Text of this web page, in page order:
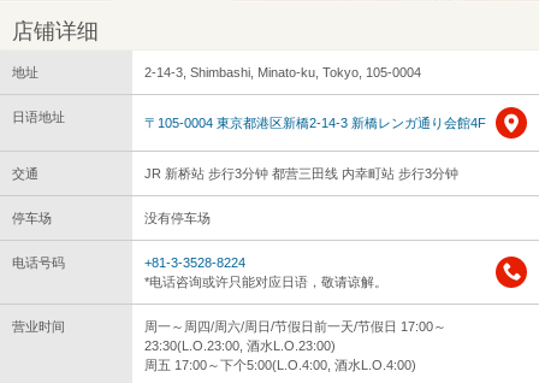
店铺详细
地址 2-14-3, Shimbashi, Minato-ku, Tokyo, 105-0004
日语地址 〒105-0004 東京都港区新橋2-14-3 新橋レンガ通り会館4F
交通 JR 新桥站 步行3分钟 都营三田线 内幸町站 步行3分钟
停车场 没有停车场
电话号码
+81-3-3528-8224
*电话咨询或许只能对应日语，敬请谅解。
营业时间
周一～周四/周六/周日/节假日前一天/节假日 17:00～
23:30(L.O.23:00, 酒水L.O.23:00)
周五 17:00～下个5:00(L.O.4:00, 酒水L.O.4:00)